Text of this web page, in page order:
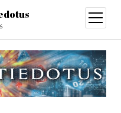
open
menu